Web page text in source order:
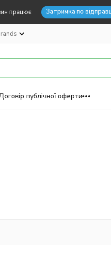
працює Затримка по
публічної оферти